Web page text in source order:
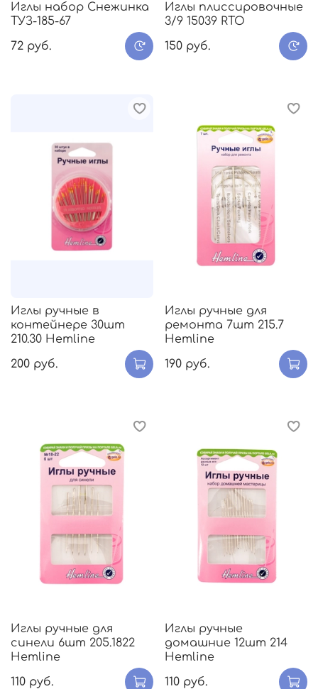
Иглы набор Снежинка
ТУЗ-185-67
72 руб.
Иглы плиссировочные
3/9 15039 RTO
150 руб.
Иглы ручные в
контейнере 30шт
210.30 Hemline
200 руб.
Иглы ручные для
ремонта 7шт 215.7
Hemline
190 руб.
Иглы ручные для
синели 6шт 205.1822
Hemline
110 руб.
Иглы ручные
домашние 12шт 214
Hemline
110 руб.